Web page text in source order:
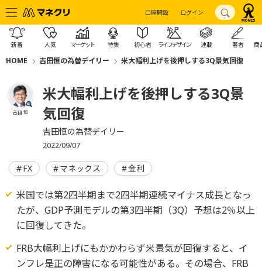
口座開設 ログイン
新着 人気 マーケット 特集 初心者 ライフデザイン 連載 著者 商
HOME 吉田恒の為替デイリー 米大幅利上げを後押しする3Q景気回復
吉田 恒
米大幅利上げを後押しする3Q景
気回復
吉田恒の為替デイリー
2022/09/07
FX マネックス 金利
米国では第2四半期まで2四半期連続マイナス成長となっ
たが、GDP予測モデルの第3四半期（3Q）予想は2％以上
に回復してきた。
FRB大幅利上げにもかかわらず米景気が回復すると、イ
ンフレ是正の障害になる可能性がある。その場合、FRB